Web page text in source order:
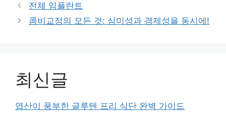
전체 임플란트
콤비교정의 모든 것: 심미성과 경제성을 동시에!
최신글
엽산이 풍부한 글루텐 프리 식단 완벽 가이드